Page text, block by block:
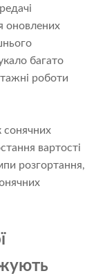
оновлених
багато
роботи
вартості
розгортання,